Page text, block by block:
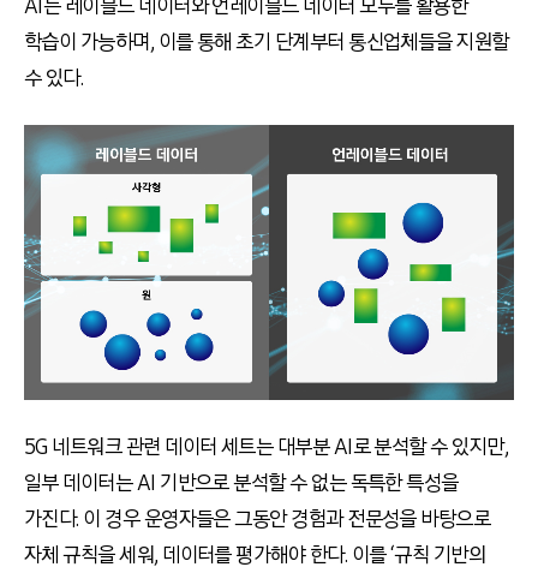
AI는 레이블드 데이터와 언레이블드 데이터 모두를 활용한
학습이 가능하며, 이를 통해 초기 단계부터 통신업체들을 지원할
수 있다.
5G 네트워크 관련 데이터 세트는 대부분 AI로 분석할 수 있지만,
일부 데이터는 AI 기반으로 분석할 수 없는 독특한 특성을
가진다. 이 경우 운영자들은 그동안 경험과 전문성을 바탕으로
자체 규칙을 세워, 데이터를 평가해야 한다. 이를 ‘규칙 기반의